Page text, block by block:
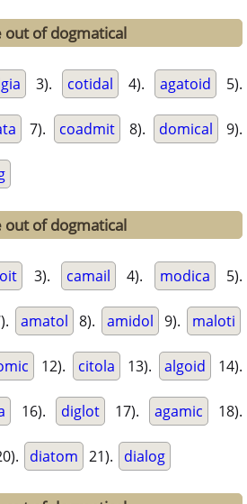
of dogmatical
3). cotidal 4). agatoid 5).
7). coadmit 8). domical 9).
of dogmatical
3). camail 4). modica 5).
amatol 8). amidol 9). maloti
12). citola 13). algoid 14).
16). diglot 17). agamic 18).
diatom 21). dialog